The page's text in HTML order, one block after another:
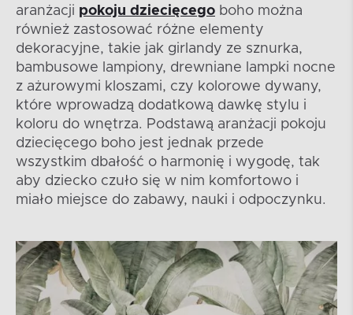
aranżacji pokoju dziecięcego boho można
również zastosować różne elementy
dekoracyjne, takie jak girlandy ze sznurka,
bambusowe lampiony, drewniane lampki nocne
z ażurowymi kloszami, czy kolorowe dywany,
które wprowadzą dodatkową dawkę stylu i
koloru do wnętrza. Podstawą aranżacji pokoju
dziecięcego boho jest jednak przede
wszystkim dbałość o harmonię i wygodę, tak
aby dziecko czuło się w nim komfortowo i
miało miejsce do zabawy, nauki i odpoczynku.